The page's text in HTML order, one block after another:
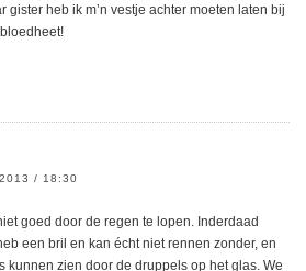
gister heb ik m’n vestje achter moeten laten bij
/ 18:30
goed door de regen te lopen. Inderdaad
een bril en kan écht niet rennen zonder, en
kunnen zien door de druppels op het glas. We